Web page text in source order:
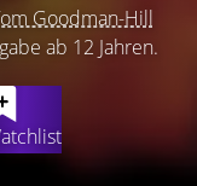
Goodman-Hill
ab 12 Jahren.